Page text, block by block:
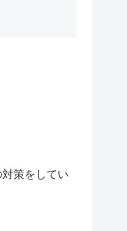
策をしてい